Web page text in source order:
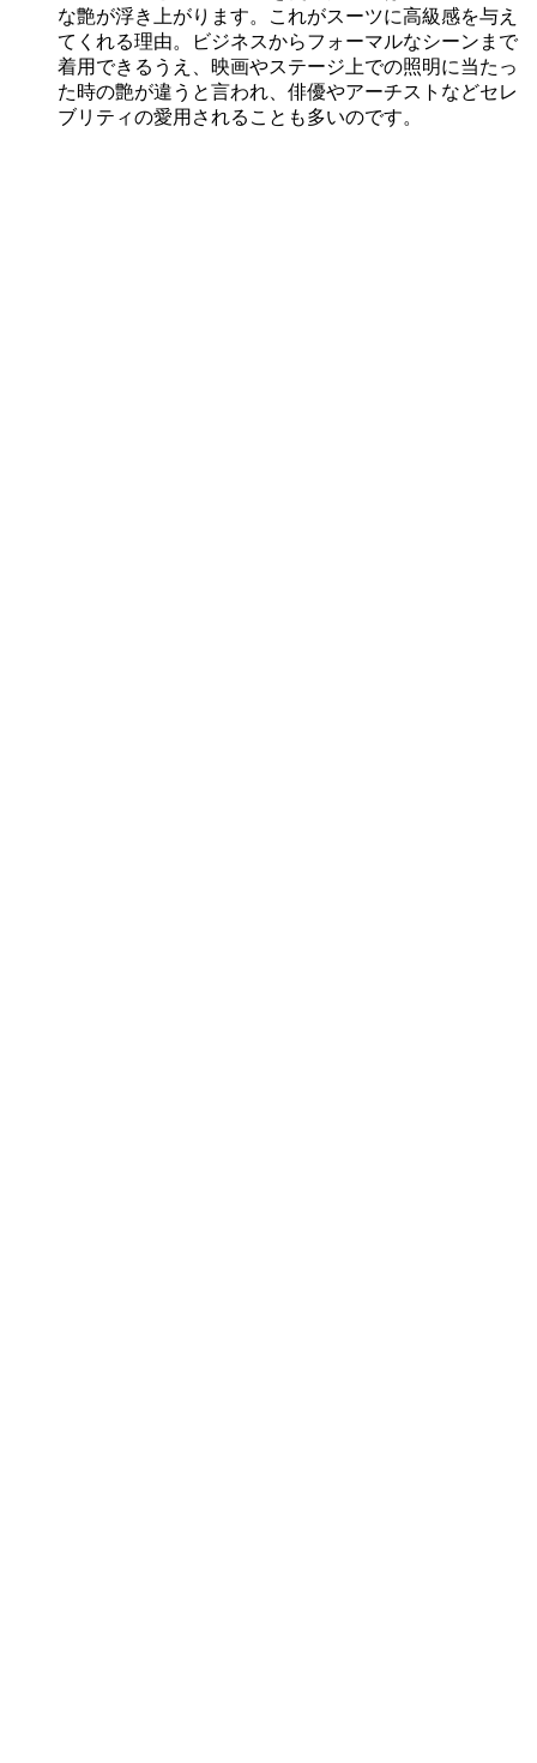
な艶が浮き上がります。これがスーツに高級感を与え
てくれる理由。ビジネスからフォーマルなシーンまで
着用できるうえ、映画やステージ上での照明に当たっ
た時の艶が違うと言われ、俳優やアーチストなどセレ
ブリティの愛用されることも多いのです。